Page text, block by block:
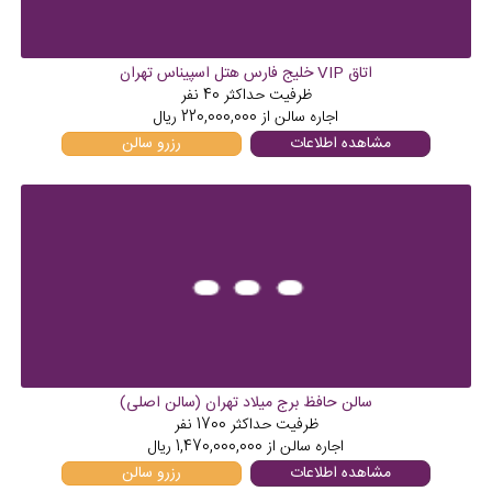
اتاق VIP خلیج فارس هتل اسپیناس تهران
ظرفیت حداکثر 40 نفر
اجاره سالن از220,000,000 ریال
مشاهده اطلاعات
رزرو سالن
سالن حافظ برج میلاد تهران (سالن اصلی)
ظرفیت حداکثر 1700 نفر
اجاره سالن از1,470,000,000 ریال
مشاهده اطلاعات
رزرو سالن